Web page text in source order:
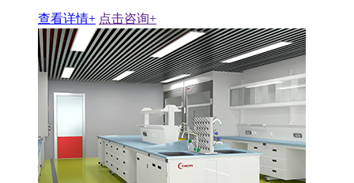
查看详情+ 点击咨询+